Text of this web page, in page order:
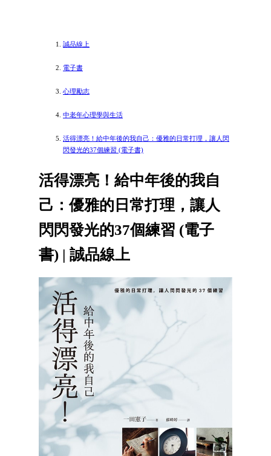
誠品線上
電子書
心理勵志
中老年心理學與生活
活得漂亮！給中年後的我自己：優雅的日常打理，讓人閃
閃發光的37個練習 (電子書)
活得漂亮！給中年後的我自
己：優雅的日常打理，讓人
閃閃發光的37個練習 (電子
書) | 誠品線上